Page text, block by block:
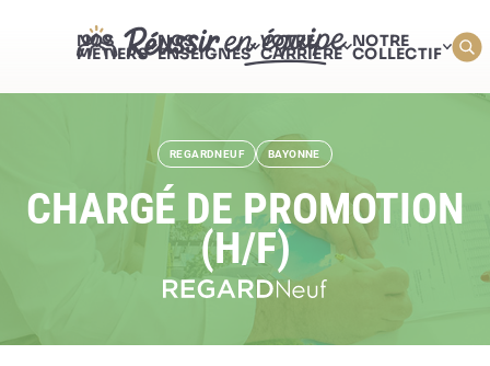
NOS
MÉTIERS
NOS
ENSEIGNES
VOTRE
CARRIÈRE
NOTRE
COLLECTIF
REGARDNEUF BAYONNE
CHARGÉ DE PROMOTION
(H/F)